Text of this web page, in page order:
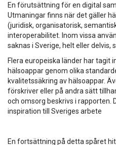
En förutsättning för en digital
Utmaningar finns när det gäller
(juridisk, organisatorisk,
interoperabilitet. Inom vissa
saknas i Sverige, helt eller delvis,
Flera europeiska länder har tagit
hälsoappar genom olika
kvalitetssäkring av hälsoappar.
förskriver eller på andra sätt
och omsorg beskrivs i rapporten.
inspiration till Sveriges arbete
En fortsättning på detta spåret